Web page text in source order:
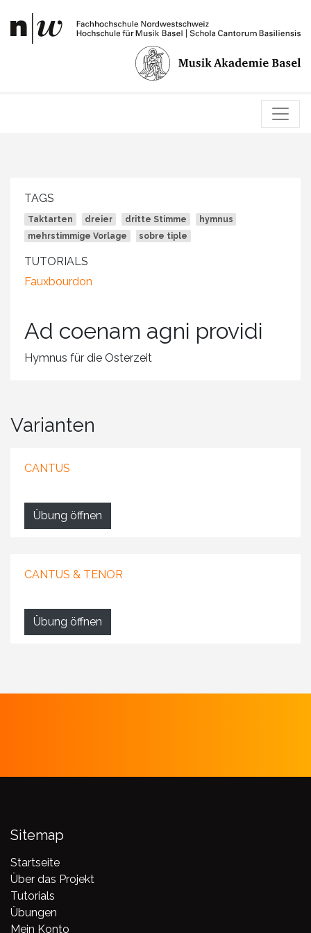
Ad coenam agni providi
Hymnus für die Osterzeit
Varianten
CANTUS
Übung öffnen
CANTUS & TENOR
Übung öffnen
TAGS
Taktarten dreier dritte Stimme
hymnus
mehrstimmige Vorlage
sobre tiple
TUTORIALS
Fauxbourdon
Sitemap
Startseite
Über das Projekt
Tutorials
Übungen
Mein Konto